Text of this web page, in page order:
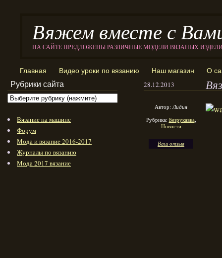
Вяжем вместе с
НА САЙТЕ ПРЕДЛОЖЕНЫ РАЗЛИЧНЫЕ МОДЕЛИ ВЯЗАНЫХ
Главная Видео уроки по вязанию Наш магазин О
28.12.2013
Автор:Лидия
Рубрика: Безрукавка,
Новости
Ваш отзыв
Рубрики сайта
Вязание на машине
Форум
Мода и вязание 2016-2017
Журналы по вязанию
Мода 2017 вязание